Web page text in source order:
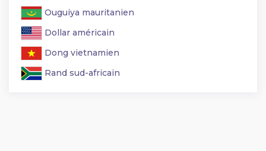
Ouguiya mauritanien
Dollar américain
Dong vietnamien
Rand sud-africain